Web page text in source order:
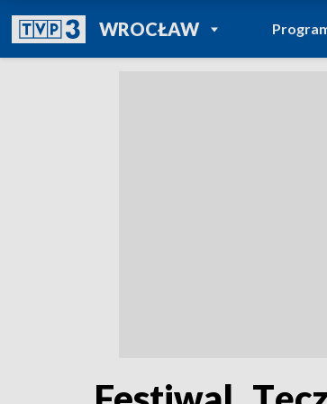
WROCŁAWPOWRÓT DO
TVP REGIONY